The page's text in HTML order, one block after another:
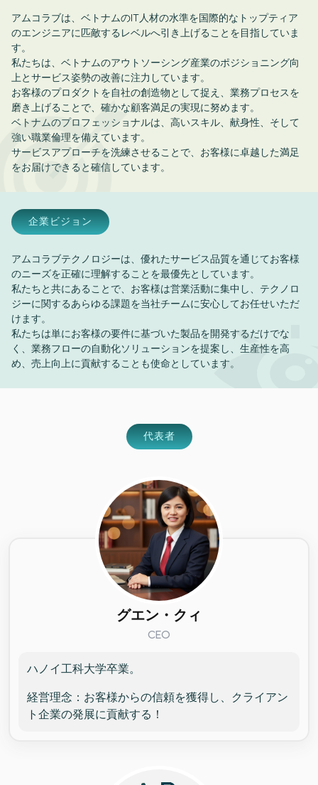
アムコラブは、ベトナムのIT人材の水準を国際的なトップティア
のエンジニアに匹敵するレベルへ引き上げることを目指していま
す。
私たちは、ベトナムのアウトソーシング産業のポジショニング向
上とサービス姿勢の改善に注力しています。
お客様のプロダクトを自社の創造物として捉え、業務プロセスを
磨き上げることで、確かな顧客満足の実現に努めます。
ベトナムのプロフェッショナルは、高いスキル、献身性、そして
強い職業倫理を備えています。
サービスアプローチを洗練させることで、お客様に卓越した満足
をお届けできると確信しています。
企業ビジョン
アムコラブテクノロジーは、優れたサービス品質を通じてお客様
のニーズを正確に理解することを最優先としています。
私たちと共にあることで、お客様は営業活動に集中し、テクノロ
ジーに関するあらゆる課題を当社チームに安心してお任せいただ
けます。
私たちは単にお客様の要件に基づいた製品を開発するだけでな
く、業務フローの自動化ソリューションを提案し、生産性を高
め、売上向上に貢献することも使命としています。
代表者
グエン・クィ
CEO
ハノイ工科大学卒業。
経営理念：お客様からの信頼を獲得し、クライアン
ト企業の発展に貢献する！